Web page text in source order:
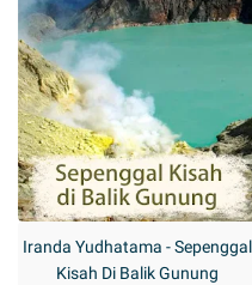
Iranda Yudhatama - Sepenggal
Kisah Di Balik Gunung